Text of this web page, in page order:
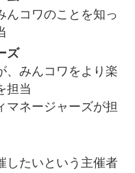
んコワのことを知っ
ズ
、みんコワをより楽
担当
マネージャーズが担
したいという主催者